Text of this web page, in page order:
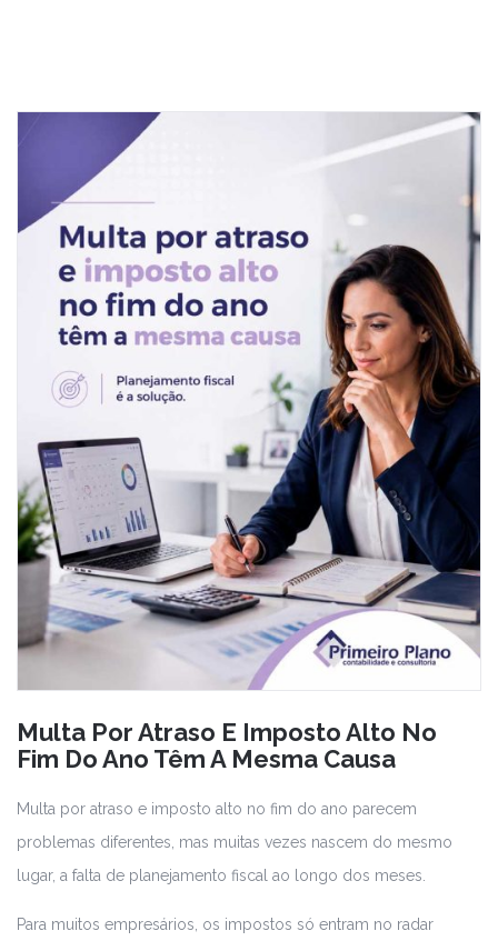
Multa Por Atraso E Imposto Alto No
Fim Do Ano Têm A Mesma Causa
Multa por atraso e imposto alto no fim do ano parecem
problemas diferentes, mas muitas vezes nascem do mesmo
lugar, a falta de planejamento fiscal ao longo dos meses.
Para muitos empresários, os impostos só entram no radar